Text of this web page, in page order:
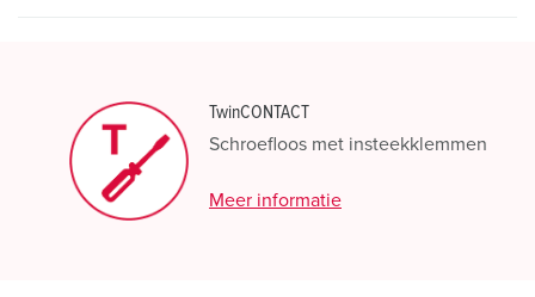
TwinCONTACT
Schroefloos met insteekklemmen
Meer informatie